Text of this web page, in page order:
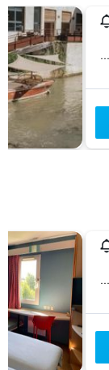
130 Rue De L'Hotellerie, ناربون, إقليم أود, فرنسا
130 Rue De L'Hotellerie, ناربون, إقليم أود, فرنسا